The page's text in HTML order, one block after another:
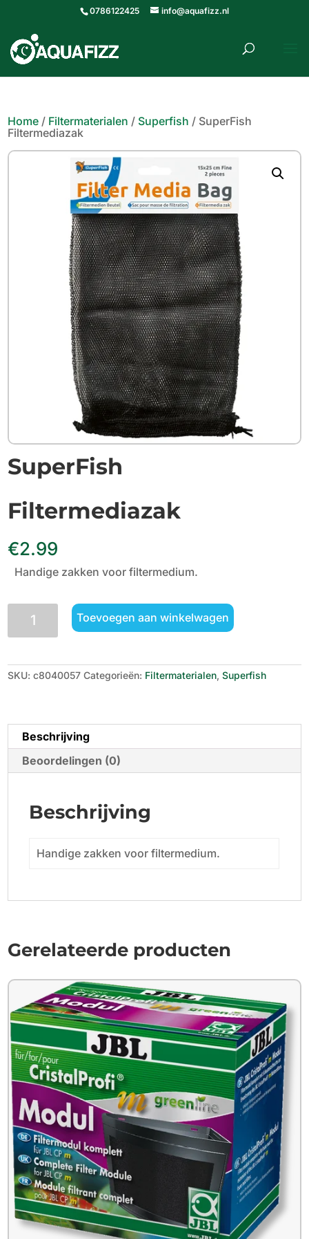
0786122425 info@aquafizz.nl
Home / Filtermaterialen / Superfish / SuperFish
Filtermediazak
SuperFish
Filtermediazak
€2.99
Handige zakken voor filtermedium.
SuperFish
FiltermediazakToevoegen aan winkelwagen
SKU:c8040057 Categorieën: Filtermaterialen,Superfish
Beschrijving
Beoordelingen (0)
Beschrijving
Handige zakken voor filtermedium.
Gerelateerde producten